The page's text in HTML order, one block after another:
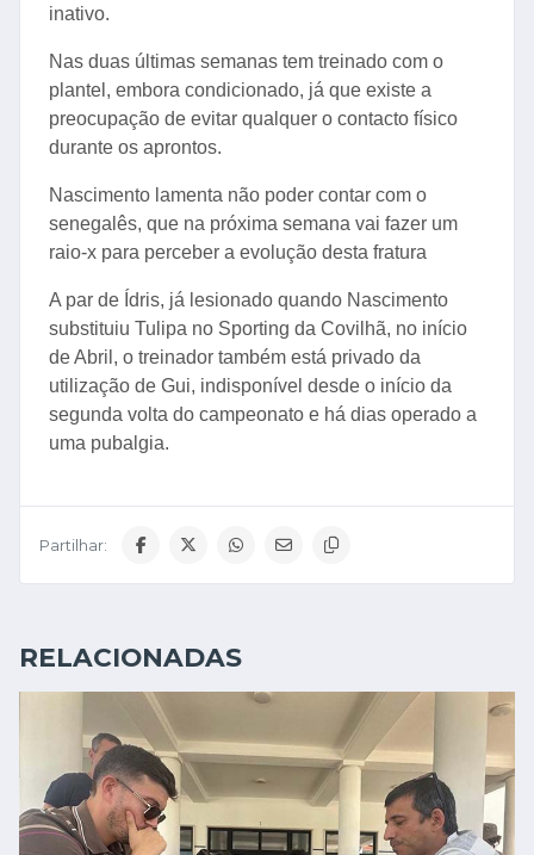
inativo.
Nas duas últimas semanas tem treinado com o
plantel, embora condicionado, já que existe a
preocupação de evitar qualquer o contacto físico
durante os aprontos.
Nascimento lamenta não poder contar com o
senegalês, que na próxima semana vai fazer um
raio-x para perceber a evolução desta fratura
A par de Ídris, já lesionado quando Nascimento
substituiu Tulipa no Sporting da Covilhã, no início
de Abril, o treinador também está privado da
utilização de Gui, indisponível desde o início da
segunda volta do campeonato e há dias operado a
uma pubalgia.
Partilhar:
RELACIONADAS